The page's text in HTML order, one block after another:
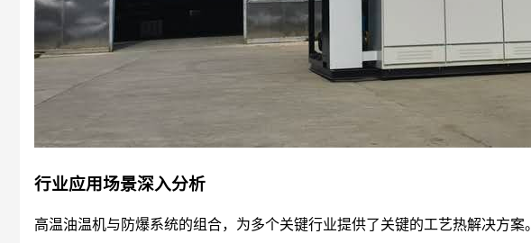
行业应用场景深入分析
高温油温机与防爆系统的组合，为多个关键行业提供了关键的工艺热解决方案。